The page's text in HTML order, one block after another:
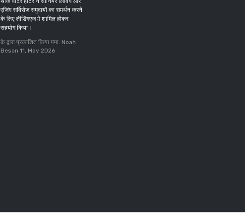
एजिंग सर्विसेज समुदायों का समर्थन करने
के लिए लीडिंगएज में शामिल होकर
सहयोग किया।
के द्वारा प्रकाशित किया गया: Noah
Beson 11, May 2026